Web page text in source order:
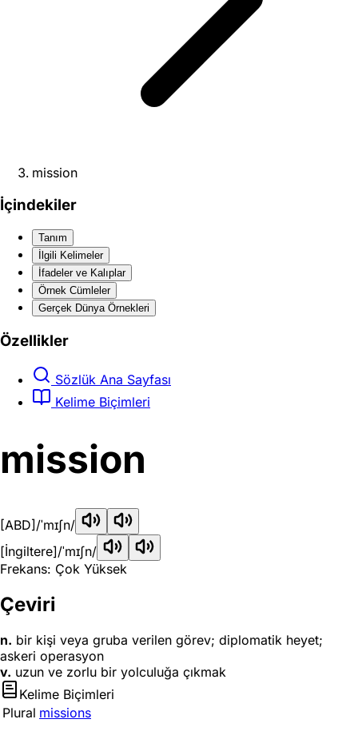
mission
İçindekiler
Tanım
İlgili Kelimeler
İfadeler ve Kalıplar
Örnek Cümleler
Gerçek Dünya Örnekleri
Özellikler
Sözlük Ana Sayfası
Kelime Biçimleri
mission
[ABD] /ˈmɪʃn/
[İngiltere]/ˈmɪʃn/
Frekans: Çok Yüksek
Çeviri
n. bir kişi veya gruba verilen görev; diplomatik heyet;
askeri operasyon
v. uzun ve zorlu bir yolculuğa çıkmak
Kelime Biçimleri
Plural missions